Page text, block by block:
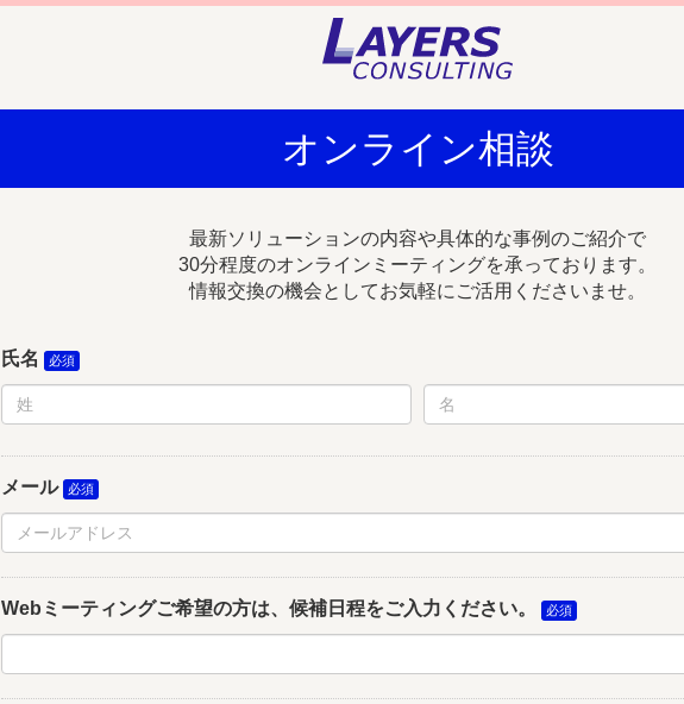
オンライン相談
最新ソリューションの内容や具体的な事例のご紹介で
30分程度のオンラインミーティングを承っております。
情報交換の機会としてお気軽にご活用くださいませ。
氏名
メール
Webミーティングご希望の方は、候補日程をご入力ください。